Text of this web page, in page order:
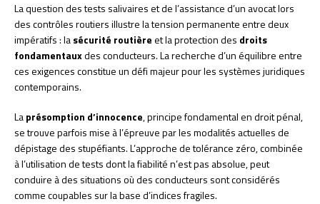
La question des tests salivaires et de l’assistance d’un avocat lors
des contrôles routiers illustre la tension permanente entre deux
impératifs : lasécurité routièreet la protection des droits
fondamentauxdes conducteurs. La recherche d’un équilibre entre
ces exigences constitue un défi majeur pour les systèmes juridiques
contemporains.
Laprésomption d’innocence, principe fondamental en droit pénal,
se trouve parfois mise à l’épreuve par les modalités actuelles de
dépistage des stupéfiants. L’approche de tolérance zéro, combinée
à l’utilisation de tests dont la fiabilité n’est pas absolue, peut
conduire à des situations où des conducteurs sont considérés
comme coupables sur la base d’indices fragiles.